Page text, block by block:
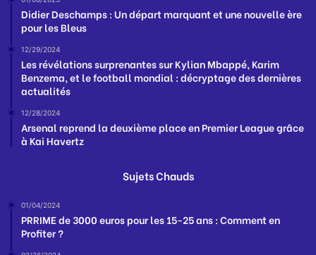
Didier Deschamps : Un départ marquant et une nouvelle ère
pour les Bleus
12/29/2024
Les révélations surprenantes sur Kylian Mbappé, Karim
Benzema, et le football mondial : décryptage des dernières
actualités
12/28/2024
Arsenal reprend la deuxième place en Premier League grâce
à Kai Havertz
Sujets Chauds
01/04/2024
PRRIME de 3000 euros pour les 15-25 ans : Comment en
Profiter ?